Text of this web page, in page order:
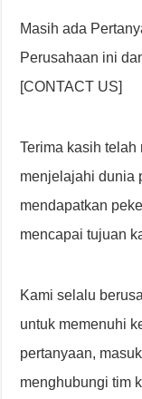
Masih ada
Perusahaan ini
[CONTACT US]
Terima kasih
menjelajahi dunia
mendapatkan
mencapai tujuan
Kami selalu
untuk memenuhi
pertanyaan,
menghubungi tim